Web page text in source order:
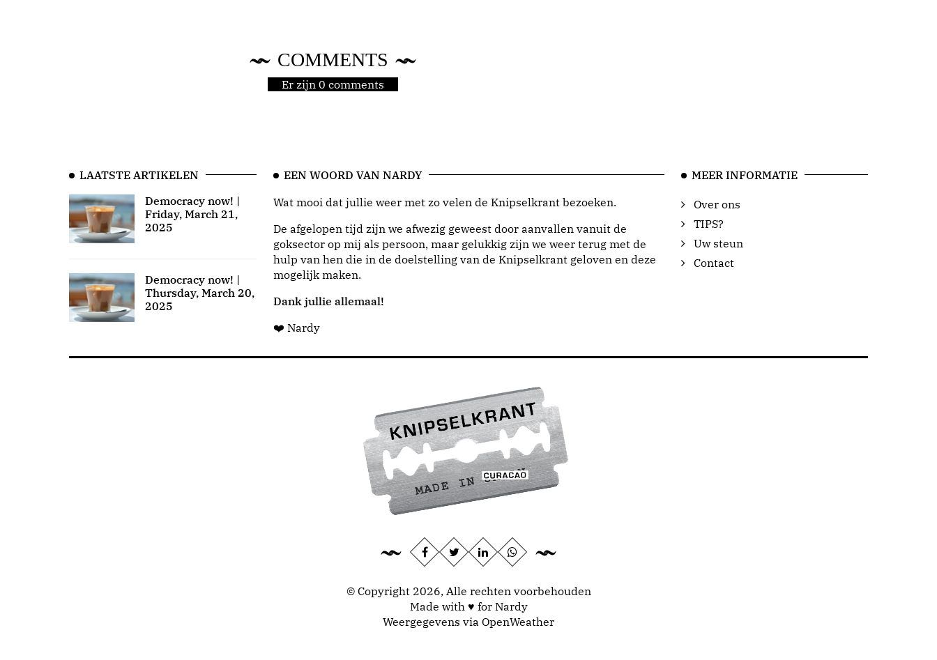
COMMENTS
Er zijn 0 comments
LAATSTE ARTIKELEN
Democracy now! |
Friday, March 21,
2025
Democracy now! |
Thursday, March 20,
2025
EEN WOORD VAN NARDY
Wat mooi dat jullie weer met zo velen de Knipselkrant bezoeken.
De afgelopen tijd zijn we afwezig geweest door aanvallen vanuit de
goksector op mij als persoon, maar gelukkig zijn we weer terug met de
hulp van hen die in de doelstelling van de Knipselkrant geloven en deze
mogelijk maken.
Dank jullie allemaal!
❤️ Nardy
MEER INFORMATIE
Over ons
TIPS?
Uw steun
Contact
© Copyright 2026, Alle rechten voorbehouden
Made with ♥ for Nardy
Weergegevens via OpenWeather